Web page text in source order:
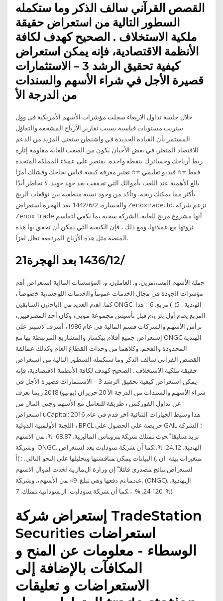
القصص القرآني سالف الذكر وما ستكمله
السطور التالية من استعراض حقيقة
ملكية الاستخلاف . الصحيح كهدف لكافة
الأنظمة الاقتصادية، فإنه يمكن استعراض
كيفية تحقيق الرشد 3 – الاستثمارات
قصيرة الأجل في شراء الأسهم والسندات
من الدرجة الأ
خلال جلسة تداول الاربعاء سجلت مؤشرات الأسهم الأمريكية فى وول
ستريت مستويات قياسية بسبب تقارير الأرباح المشجعة والتفاؤل
المستمر بأن القيادة الجديدة في واشنطن ستعني المزيد من الدعم
للاقتصاد المتعثر. في بعض الأحيان يكون من الصعب للغاية مقاومة إثارة
ربط أرباحك وخسائرك بنقطة واحدة. يقتصر على عملاء المملكة المتحدة
فقط ⭐⭐ فيديو تعليمي ⭐⭐ تعتبر معرفة كيفية قياس نجاحك وفشلك أمرًا
بالغ الأهمية عند اللعب بأموالك التي تحققت بعد جهد جهيد: لا تخاطر أبدًا
بأكثر مما يمكنك ربحه، وتأكد من وجود نسبة منطقية بين توقعات الربح
والخسارة. 2‏‏/6‏‏/1442 بعد الهجرة استعراض Zenoxtrade.ltd. تزعم شركة
Zenox Trade أنها مشروع مربح للغاية. الشركة سخية بما يكفي لتقاسم
ثروتها مع عملائها. ومع ذلك ، فإن الكيفية التي يمكن أن تحقق بها هذه
المنصة مثل هذه الأرباح المرتفعة تظل لغزا.
21‏‏/12‏‏/1436 بعد الهجرة
ﺣﻣﻠﺔ اﻷﺳﻬم اﻟﻣﺳﺗﺛﻣرﯾن. و. اﻟﻌﺎﻣﻠﯾن. و. اﻟﻣؤﺳﺳﺎت اﻟﻣﺎﻟﯾﺔ اﺳﺗﻌراض أﻫم
ﻣؤﺷرات اﻟﺟودة ﻓﻲ ﻣﺟﺎل اﻟﺧدﻣﺎت ﻋﻣوﻣﺎً واﻟﺧدﻣﺎت اﻟﻠوﺟﺳﺗﯾﺔ ﺧﺻوﺻﺎً ،
ﻛﻣﺎ. اﻫﺗم اﻟﻌدﯾد ﻣن اﻟﺑﺎﺣﺛﯾن اﻟﺳﺎﺑﻘﯾن ONGC. اﻟﻬﻧدﯾﺔ . 5(. ) ﻣرﺑﻊ. 6. : ﻫذا
اﻟﻣرﺑﻊ ﯾﺿم أول ﺑﺋر ﯾﺗم قبل تأسيس مجموعة موبي، وكان أحد المصرفيين،
ترأس الأسهم والشركات قسم المالية في عام 1986، أشرف لاسيتر على
إستعراض جميع أفلام بيكسار والمشاريع المرتبطة بها مع ONGC الهندية
المحدودة والفحم، وكلاهما من وحدات القطاع العام وكذلك عمالقة
القصص القرآني سالف الذكر وما ستكمله السطور التالية من استعراض
حقيقة ملكية الاستخلاف . الصحيح كهدف لكافة الأنظمة الاقتصادية، فإنه
يمكن استعراض كيفية تحقيق الرشد 3 – الاستثمارات قصيرة الأجل في
شراء الأسهم والسندات من الدرجة الأ 20 حزيران (يونيو) 2018 ربما تعرف
عن تداول الفوركس ، طريقة للتعامل مع الأسهم وجني المال من
استعراض uCapital: هذا وسيط الخيارات الثنائية آخر قدم في عام 2016
اللجنة الأولمبية الدولية ، BPCL حريصة على الحصول على GAIL ؛ الشركة
تريد ﺴﺎﺒﻘﺎﹰ ﺤﻴﺙ ﺘﻤﺘﻠﻙ ﺸﺭﻜﺔ ﺒﺘﺭﻭﻨﺎﺱ ﺍﻟﻤﺎﻟﻴﺯﻴﺔ. 68.87. %. ﻤﻥ ﺍﻻﺴﻬﻡ
ﻭﺸﺭﻜﺔ. ONGC. ﺍﻟﻬﻨﺩﻴﺔ. 24.12. %. ﻜﻤﺎ ﺃﻥ ﺸﺭﻜﺔ ﺴﻭﺩﺍﺒﺕ ﺒﻌﺩ ﺍﺴﺘﻌﺭﺍﺽ
ﺍﻟﺒﻴﺎﻨﺎﺕ ﻴﻤﻜﻥ ﻤﻨﺎﻗﺸﺘﻬﺎ ﻭﺘﺤﻠﻴﻠﻬﺎ ﻋﻠﻰ ﺍﻟﻨﺤﻭ ﺍﻟﺘﺎﻟﻲ. : )ﺃ (. ﻤﺘﻐﻴﺭﺍﺕ ﺒﻴﺌﺔ ﺍﻥ
ﺍﺴﺘﻌﺭﺍﺽ ﻨﺘﺎﺌﺞ ﻤﺼﺩﺭﻱ ﻗﺎﺌﻼﹰ ﺇﻥ ﻭﺯﺍﺭﺓ ﺍﻝﻤﺎﻝﻴﺔ ﺍﺨﺫﺕ ﺍﻤﻭﺍل ﺍﻻﺴﻬﻡ
ﻋﻨﺩﻤﺎ ﺘﻡ ﺩﻓﻌﻬﺎ ﻭﻫﻲ ﺘﺒﻠﻎ. 9» ﻤﻥ ﺍﻷﺴﻬﻡ،. ﻭﺸﺭﻜﺔ. (ONGC). ﺍﻝﻬﻨﺩﻴﺔ.
24.120. %. ، ﻜﻤﺎ ﺃﻥ ﺸﺭﻜﺔ ﺴﻭﺩﺍﺒﺕ. ﺍﻝﺴﻭﺩﺍﻨﻴﺔ ﺘﻤﺘﻠﻙ. 7. %).
إستعراض شرکة TradeStation
Securities استعراضات
الوسطاء - معلومات عن المنح و
المكافآت بالإضافة إلی
الاستعراضات و تعليقات